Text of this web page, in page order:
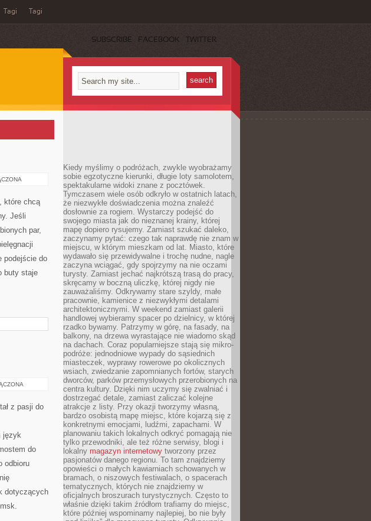
Tagi Tagi
SUBSCRIBE FACEBOOK TWITTER
które chcą
Jeśli
par,
podejście do
buty staje
z pasji do
język
do
odbioru
dotyczących
Kiedy myślimy o podróżach, zwykle wyobrażamy
sobie egzotyczne kierunki, długie loty samolotem,
spektakularne widoki znane z pocztówek.
Tymczasem wiele osób odkryło w ostatnich latach,
że niezwykłe doświadczenia można znaleźć
dosłownie za rogiem. Wystarczy podejść do
swojego miasta jak do nieznanej krainy, której
mapę dopiero rysujemy. Zamiast szukać daleko,
zaczynamy pytać: czego tak naprawdę nie znam w
miejscu, w którym mieszkam od lat. Miasto, które
wydawało się przewidywalne i trochę nudne, nagle
zaczyna wciągać, gdy spojrzymy na nie oczami
turysty. Zamiast jechać najkrótszą trasą do pracy,
skręcamy w boczną uliczkę, której nigdy nie
zauważaliśmy. Odkrywamy stare szyldy, małe
pracownie, kamienice z niezwykłymi detalami
architektonicznymi. W weekend zamiast galerii
handlowej wybieramy spacer po dzielnicy, w której
rzadko bywamy. Patrzymy w górę, na fasady, na
balkony, na drzewa wyrastające nie wiadomo skąd
na dachach. Coraz popularniejsze stają się mikro-
podróże: jednodniowe wypady do sąsiednich
miasteczek, wyprawy rowerowe po okolicznych
wsiach, zwiedzanie zapomnianych fortów, starych
dworców, parków przemysłowych przerobionych na
centra kultury. Dzięki nim uczymy się zwalniać i
dostrzegać detale, zamiast zaliczać kolejne
atrakcje z listy. Przy okazji tworzymy własną,
bardzo osobistą mapę miejsc, które kojarzą się z
konkretnymi emocjami, ludźmi, zapachami. W
planowaniu takich lokalnych odkryć pomagają nie
tylko przewodniki, ale też różne serwisy, blogi i
lokalny magazyn internetowy tworzony przez
pasjonatów danego regionu. To tam znajdziemy
opowieści o małych kawiarniach schowanych w
bramach, o niszowych festiwalach, o spacerach
tematycznych, których nie znajdziemy w
oficjalnych broszurach turystycznych. Często to
właśnie dzięki takim źródłom trafiamy do miejsc,
które później wspominamy najlepiej, bo nie były